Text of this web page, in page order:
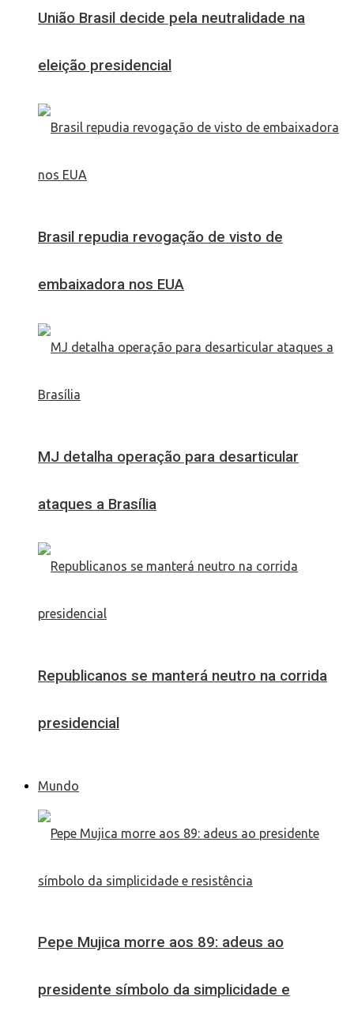
União Brasil decide pela neutralidade na
eleição presidencial
Brasil repudia revogação de visto de
embaixadora nos EUA
MJ detalha operação para desarticular
ataques a Brasília
Republicanos se manterá neutro na corrida
presidencial
Mundo
Pepe Mujica morre aos 89: adeus ao
presidente símbolo da simplicidade e